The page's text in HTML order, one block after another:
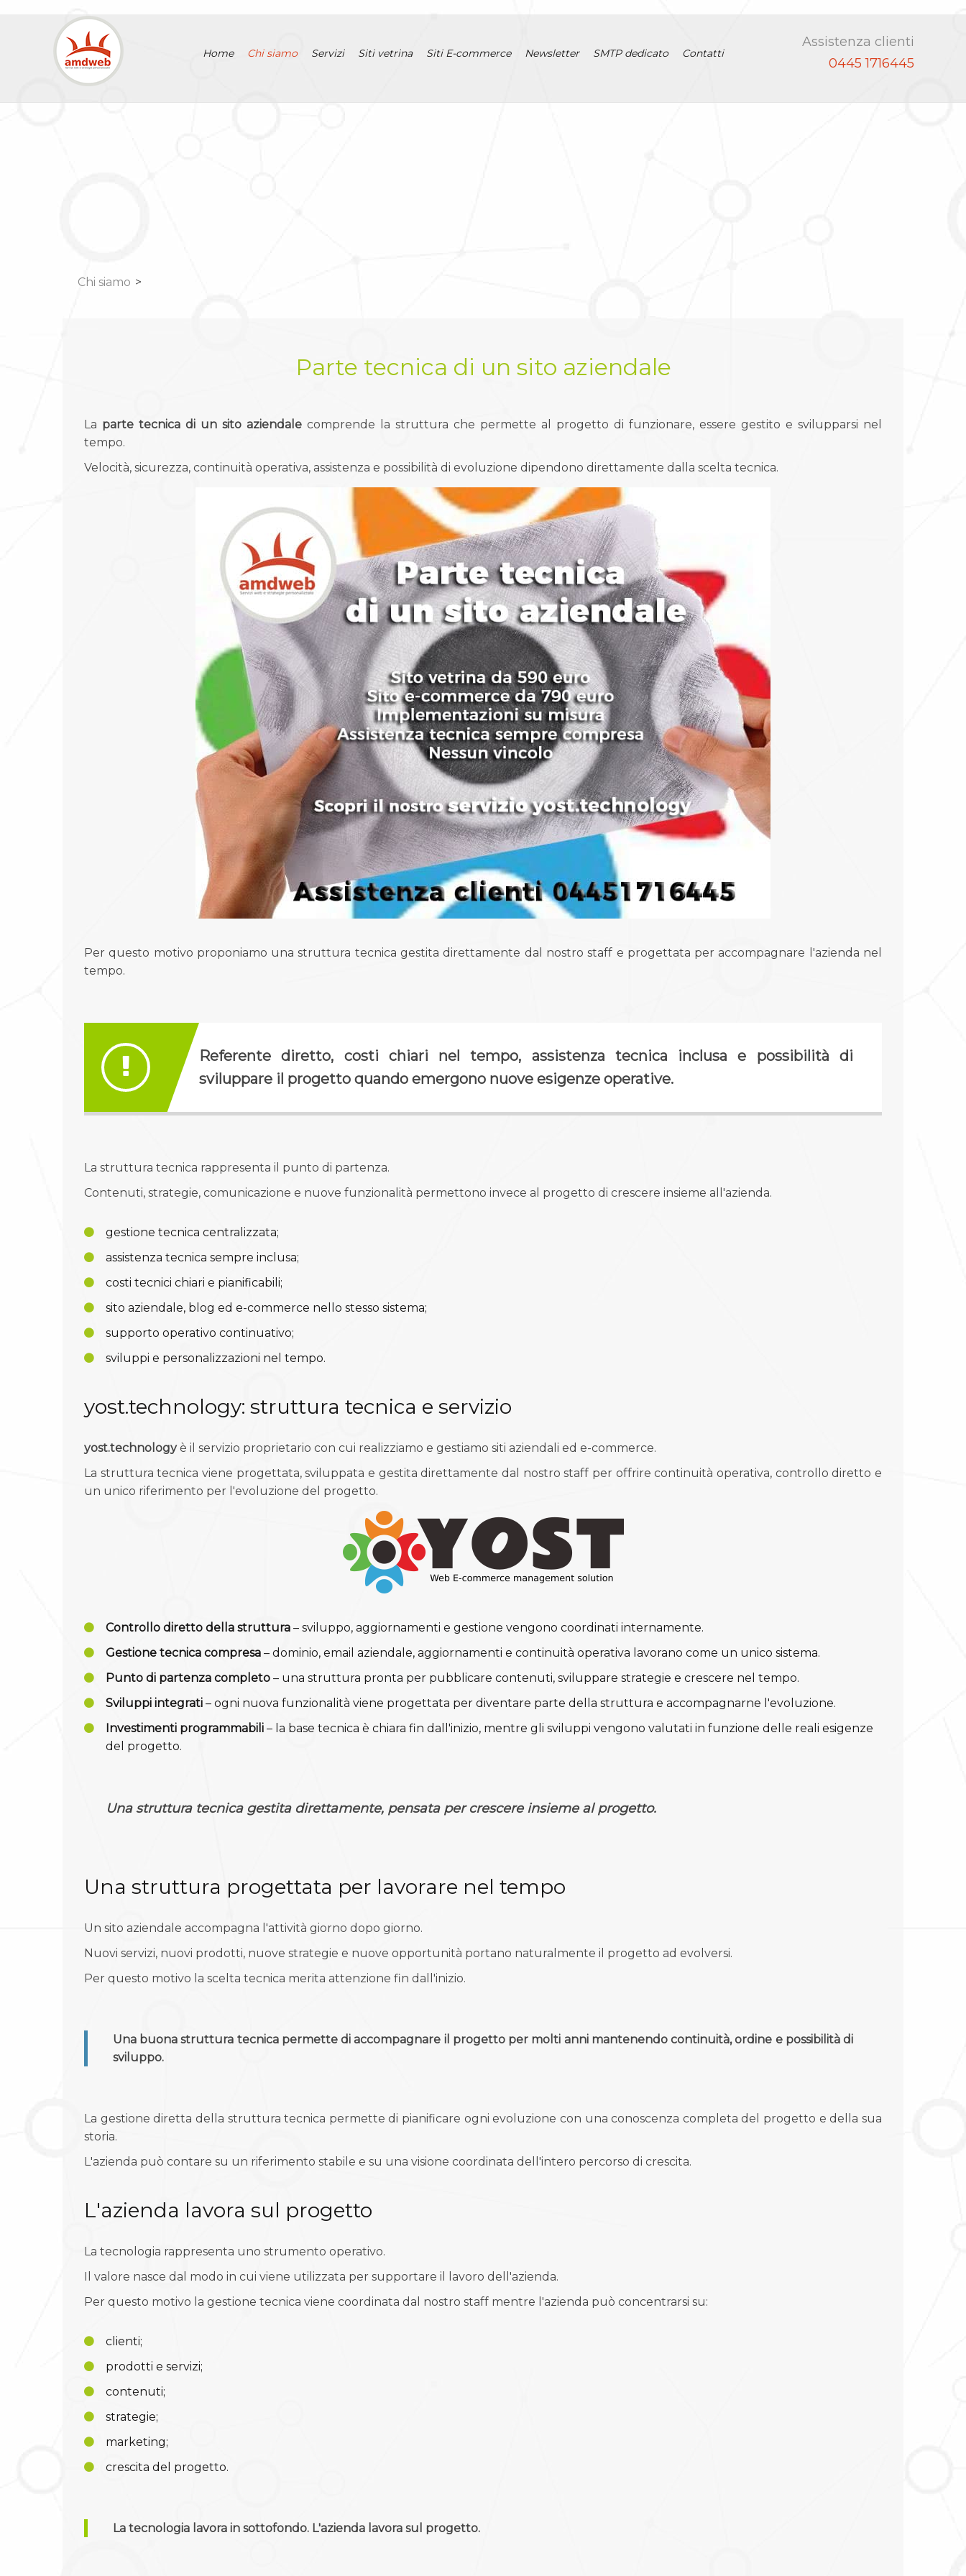
Home Chi siamo Servizi Siti vetrina Siti E-commerce Newsletter SMTP dedicato Contatti
Assistenza clienti
0445 1716445
Chi siamo >
Parte tecnica di un sito aziendale
La parte tecnica di un sito aziendale comprende la struttura che permette al progetto di funzionare, essere gestito e svilupparsi nel
tempo.
Velocità, sicurezza, continuità operativa, assistenza e possibilità di evoluzione dipendono direttamente dalla scelta tecnica.
Per questo motivo proponiamo una struttura tecnica gestita direttamente dal nostro staff e progettata per accompagnare l'azienda nel
tempo.
Referente diretto, costi chiari nel tempo, assistenza tecnica inclusa e possibilità di
sviluppare il progetto quando emergono nuove esigenze operative.
La struttura tecnica rappresenta il punto di partenza.
Contenuti, strategie, comunicazione e nuove funzionalità permettono invece al progetto di crescere insieme all'azienda.
gestione tecnica centralizzata;
assistenza tecnica sempre inclusa;
costi tecnici chiari e pianificabili;
sito aziendale, blog ed e-commerce nello stesso sistema;
supporto operativo continuativo;
sviluppi e personalizzazioni nel tempo.
yost.technology: struttura tecnica e servizio
yost.technologyè il servizio proprietario con cui realizziamo e gestiamo siti aziendali ed e-commerce.
La struttura tecnica viene progettata, sviluppata e gestita direttamente dal nostro staff per offrire continuità operativa, controllo diretto e
un unico riferimento per l'evoluzione del progetto.
Controllo diretto della struttura – sviluppo, aggiornamenti e gestione vengono coordinati internamente.
Gestione tecnica compresa – dominio, email aziendale, aggiornamenti e continuità operativa lavorano come un unico sistema.
Punto di partenza completo – una struttura pronta per pubblicare contenuti, sviluppare strategie e crescere nel tempo.
Sviluppi integrati – ogni nuova funzionalità viene progettata per diventare parte della struttura e accompagnarne l'evoluzione.
Investimenti programmabili – la base tecnica è chiara fin dall'inizio, mentre gli sviluppi vengono valutati in funzione delle reali esigenze
del progetto.
Una struttura tecnica gestita direttamente, pensata per crescere insieme al progetto.
Una struttura progettata per lavorare nel tempo
Un sito aziendale accompagna l'attività giorno dopo giorno.
Nuovi servizi, nuovi prodotti, nuove strategie e nuove opportunità portano naturalmente il progetto ad evolversi.
Per questo motivo la scelta tecnica merita attenzione fin dall'inizio.
Una buona struttura tecnica permette di accompagnare il progetto per molti anni mantenendo continuità, ordine e possibilità di
sviluppo.
La gestione diretta della struttura tecnica permette di pianificare ogni evoluzione con una conoscenza completa del progetto e della sua
storia.
L'azienda può contare su un riferimento stabile e su una visione coordinata dell'intero percorso di crescita.
L'azienda lavora sul progetto
La tecnologia rappresenta uno strumento operativo.
Il valore nasce dal modo in cui viene utilizzata per supportare il lavoro dell'azienda.
Per questo motivo la gestione tecnica viene coordinata dal nostro staff mentre l'azienda può concentrarsi su:
clienti;
prodotti e servizi;
contenuti;
strategie;
marketing;
crescita del progetto.
La tecnologia lavora in sottofondo. L'azienda lavora sul progetto.